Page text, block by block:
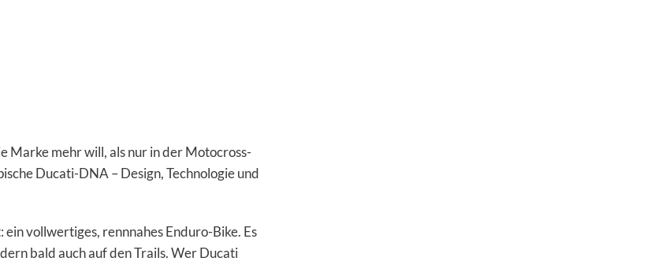
Marke mehr will, als nur in der Motocross-
Ducati-DNA – Design, Technologie und
vollwertiges, rennnahes Enduro-Bike. Es
bald auch auf den Trails. Wer Ducati